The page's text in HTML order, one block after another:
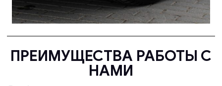
ПРЕИМУЩЕСТВА РАБОТЫ С
НАМИ